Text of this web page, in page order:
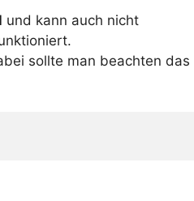
und kann auch nicht
sollte man beachten das